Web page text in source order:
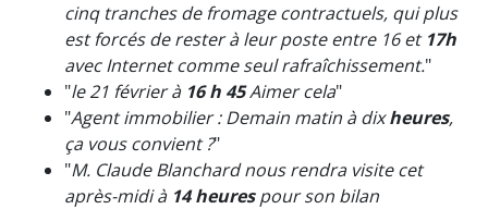
cinq tranches de fromage contractuels, qui plus
est forcés de rester à leur poste entre 16 et 17h
avec Internet comme seul rafraîchissement."
"le 21 février à 16 h 45Aimer cela"
"Agent immobilier : Demain matin à dixheures,
ça vous convient ?"
"M. Claude Blanchard nous rendra visite cet
après-midi à 14 heurespour son bilan